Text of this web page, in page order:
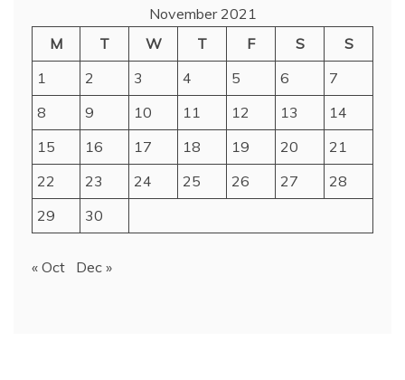
November 2021
M
T W T F S
S
1
2 3 4 5 6
7
8
9 10 11 12 13
14
15
16 17 18 19 20
21
22
23 24 25 26 27
28
29
30
« Oct Dec »